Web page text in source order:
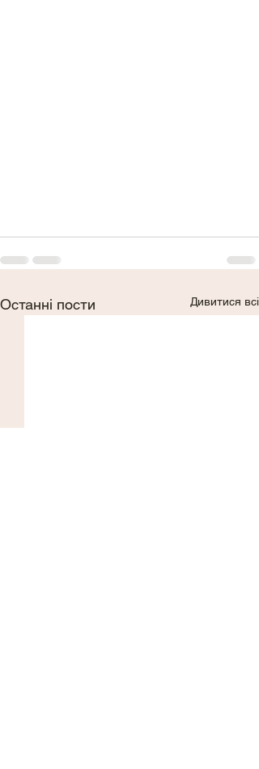
Останні пости Дивитися всі